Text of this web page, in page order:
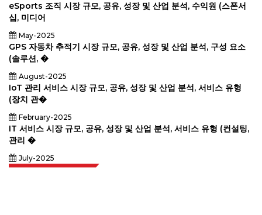
eSports 조직 시장 규모, 공유, 성장 및 산업 분석, 수익원 (스폰서
십, 미디어
May-2025
GPS 자동차 추적기 시장 규모, 공유, 성장 및 산업 분석, 구성 요소
(솔루션, �
August-2025
IoT 관리 서비스 시장 규모, 공유, 성장 및 산업 분석, 서비스 유형
(장치 관�
February-2025
IT 서비스 시장 규모, 공유, 성장 및 산업 분석, 서비스 유형 (컨설팅,
관리 �
July-2025